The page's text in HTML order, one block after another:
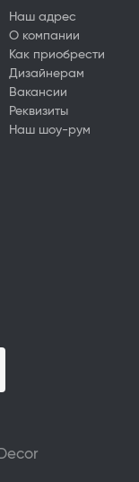
Наш адрес
О компании
Как приобрести
Дизайнерам
Вакансии
Реквизиты
Наш шоу-рум